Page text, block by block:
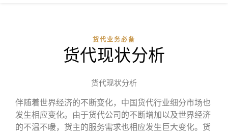
货代业务必备
货代现状分析
货代现状分析
伴随着世界经济的不断变化，中国货代行业细分市场也
发生相应变化。由于货代公司的不断增加以及世界经济
的不温不暖，货主的服务需求也相应发生巨大变化。货